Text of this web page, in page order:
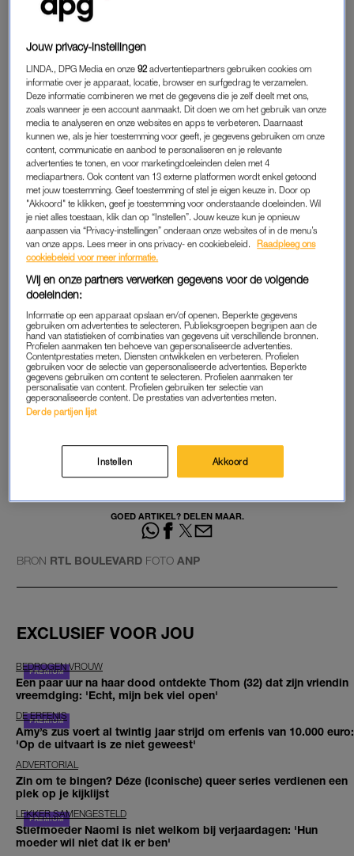
jarige prinses is afgereden en heeft haar rijbewijs
Dat meldtRTL Boulevard.
PRINSES AMALIA
De kroonprinses kan nu dus zelf van en naarhaar stekje in
Amsterdam rijden. Voor haar woning in de buurt van de Oude
Spiegelstraat zou de toekomstige koningin zelfs haar auto voor
de deur kunnen parkeren. Mits er plek is in het drukke
centrum, natuurlijk.
Amalia start in september metde bachelor Politics,
Psychology, Law and Economics
Rossem deze studie eenpretpakketnoemt zal de prinses toch
na haar tussenjaar weer de boeken in moeten duiken. Kans is
groot dat ze dan stukken minder haar ouderlijk Paleis Huis ten
Bosch gaat aandoen. Wil ze toch even terug naar ’thuis-thuis’
dan is ze er met de auto in 50 minuten.
LEES OOK
GOED ARTIKEL? DELEN MAAR.
BRON RTL BOULEVARD FOTO ANP
EXCLUSIEF VOOR JOU
BEDROGEN VROUW
Een paar uur na haar dood ontdekte Thom (32) dat zijn vriendin
vreemdging: 'Echt, mijn bek viel open'
DE ERFENIS
Amy’s zus voert al twintig jaar strijd om erfenis van 10.000 euro:
'Op de uitvaart is ze niet geweest'
ADVERTORIAL
Zin om te bingen? Déze (iconische) queer series verdienen een
plek op je kijklijst
LEKKER SAMENGESTELD
Stiefmoeder Naomi is niet welkom bij verjaardagen: 'Hun
moeder wil niet dat ik er ben'
Jouw privacy-instellingen
LINDA., DPG Media en onze92 advertentiepartners gebruiken cookies om
informatie over je apparaat, locatie, browser en surfgedrag te verzamelen.
Deze informatie combineren we met de gegevens die je zelf deelt met ons,
zoals wanneer je een account aanmaakt. Dit doen we om het gebruik van onze
media te analyseren en onze websites en apps te verbeteren. Daarnaast
kunnen we, als je hier toestemming voor geeft, je gegevens gebruiken om onze
content, communicatie en aanbod te personaliseren en je relevante
advertenties te tonen, en voor marketingdoeleinden delen met 4
mediapartners. Ook content van 13 externe platformen wordt enkel getoond
met jouw toestemming. Geef toestemming of stel je eigen keuze in. Door op
"Akkoord" te klikken, geef je toestemming voor onderstaande doeleinden. Wil
je niet alles toestaan, klik dan op “Instellen”. Jouw keuze kun je opnieuw
aanpassen via “Privacy-instellingen” onderaan onze websites of in de menu’s
van onze apps. Lees meer in ons privacy- en cookiebeleid.
Raadpleeg ons
cookiebeleid voor meer informatie.
Wij en onze partners verwerken gegevens voor de volgende
doeleinden:
Informatie op een apparaat opslaan en/of openen. Beperkte gegevens
gebruiken om advertenties te selecteren. Publieksgroepen begrijpen aan de
hand van statistieken of combinaties van gegevens uit verschillende bronnen.
Profielen aanmaken ten behoeve van gepersonaliseerde advertenties.
Contentprestaties meten. Diensten ontwikkelen en verbeteren. Profielen
gebruiken voor de selectie van gepersonaliseerde advertenties. Beperkte
gegevens gebruiken om content te selecteren. Profielen aanmaken ter
personalisatie van content. Profielen gebruiken ter selectie van
gepersonaliseerde content. De prestaties van advertenties meten.
Derde partijen lijst
Instellen Akkoord